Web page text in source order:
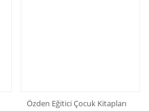
Özden Eğitici Çocuk Kitapları